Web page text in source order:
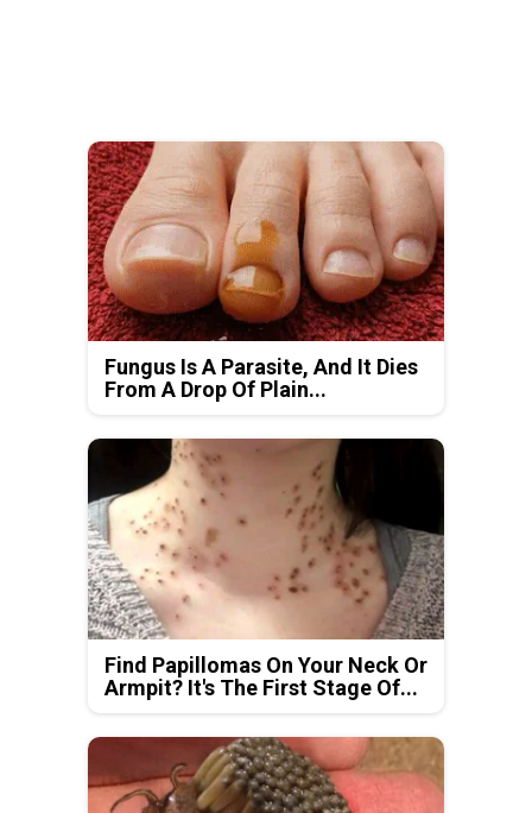
Fungus Is A Parasite, And It Dies
From A Drop Of Plain...
Find Papillomas On Your Neck Or
Armpit? It's The First Stage Of...